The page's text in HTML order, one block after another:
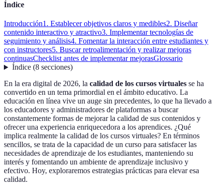
Índice
Introducción1. Establecer objetivos claros y medibles2. Diseñar
contenido interactivo y atractivo3. Implementar tecnologías de
seguimiento y análisis4. Fomentar la interacción entre estudiantes y
con instructores5. Buscar retroalimentación y realizar mejoras
continuasChecklist antes de implementar mejorasGlossario
Índice(8 secciones)
En la era digital de 2026, la calidad de los cursos virtuales se ha
convertido en un tema primordial en el ámbito educativo. La
educación en línea vive un auge sin precedentes, lo que ha llevado a
los educadores y administradores de plataformas a buscar
constantemente formas de mejorar la calidad de sus contenidos y
ofrecer una experiencia enriquecedora a los aprendices. ¿Qué
implica realmente la calidad de los cursos virtuales? En términos
sencillos, se trata de la capacidad de un curso para satisfacer las
necesidades de aprendizaje de los estudiantes, manteniendo su
interés y fomentando un ambiente de aprendizaje inclusivo y
efectivo. Hoy, exploraremos estrategias prácticas para elevar esa
calidad.